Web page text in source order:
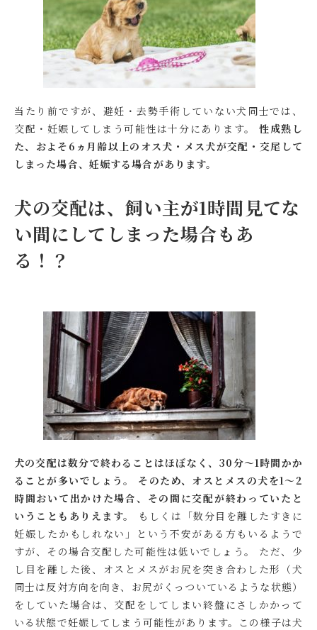
当たり前ですが、避妊・去勢手術していない犬同士では、
交配・妊娠してしまう可能性は十分にあります。性成熟し
た、およそ6ヵ月齢以上のオス犬・メス犬が交配・交尾して
しまった場合、妊娠する場合があります。
犬の交配は、飼い主が1時間見てな
い間にしてしまった場合もあ
る！？
犬の交配は数分で終わることはほぼなく、30分～1時間かか
ることが多いでしょう。
そのため、オスとメスの犬を1～2
時間おいて出かけた場合、その間に交配が終わっていたと
いうこともありえます。
もしくは「数分目を離したすきに
妊娠したかもしれない」という不安がある方もいるようで
すが、その場合交配した可能性は低いでしょう。 ただ、少
し目を離した後、オスとメスがお尻を突き合わした形（犬
同士は反対方向を向き、お尻がくっついているような状態）
をしていた場合は、交配をしてしまい終盤にさしかかって
いる状態で妊娠してしまう可能性があります。この様子は犬